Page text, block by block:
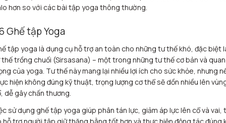
hơn so với các bài tập yoga thông thường.
Ghế tập Yoga
tập yoga là dụng cụ hỗ trợ an toàn cho những tư thế khó, đặc biệt
trồng chuối (Sirsasana) – một trong những tư thế cơ bản và quan
của yoga. Tư thế này mang lại nhiều lợi ích cho sức khỏe, nhưng
hiện không đúng kỹ thuật, trọng lượng cơ thể sẽ dồn nhiều lên
dễ gây chấn thương.
sử dụng ghế tập yoga giúp phân tán lực, giảm áp lực lên cổ và vai,